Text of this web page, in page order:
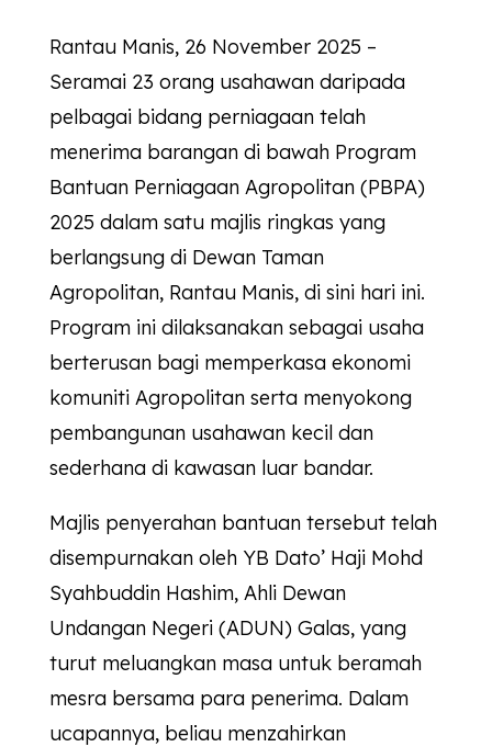
Rantau Manis, 26 November 2025 –
Seramai 23 orang usahawan daripada
pelbagai bidang perniagaan telah
menerima barangan di bawah Program
Bantuan Perniagaan Agropolitan (PBPA)
2025 dalam satu majlis ringkas yang
berlangsung di Dewan Taman
Agropolitan, Rantau Manis, di sini hari ini.
Program ini dilaksanakan sebagai usaha
berterusan bagi memperkasa ekonomi
komuniti Agropolitan serta menyokong
pembangunan usahawan kecil dan
sederhana di kawasan luar bandar.
Majlis penyerahan bantuan tersebut telah
disempurnakan oleh YB Dato’ Haji Mohd
Syahbuddin Hashim, Ahli Dewan
Undangan Negeri (ADUN) Galas, yang
turut meluangkan masa untuk beramah
mesra bersama para penerima. Dalam
ucapannya, beliau menzahirkan